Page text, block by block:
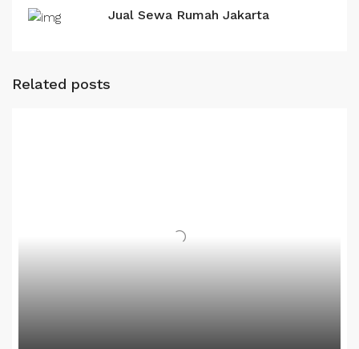
Jual Sewa Rumah Jakarta
Related posts